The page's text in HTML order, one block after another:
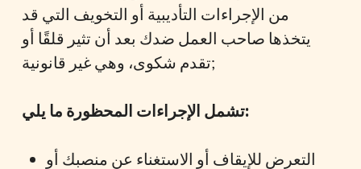
من الإجراءات التأديبية أو التخويف التي قد
يتخذها صاحب العمل ضدك بعد أن تثير قلقًا أو
تقدم شكوى، وهي غير قانونية;
تشمل الإجراءات المحظورة ما يلي:
التعرض للإيقاف أو الاستغناء عن منصبك أو